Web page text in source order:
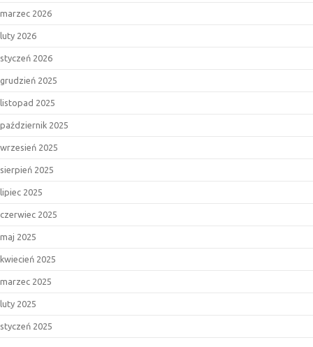
marzec 2026
luty 2026
styczeń 2026
grudzień 2025
listopad 2025
październik 2025
wrzesień 2025
sierpień 2025
lipiec 2025
czerwiec 2025
maj 2025
kwiecień 2025
marzec 2025
luty 2025
styczeń 2025